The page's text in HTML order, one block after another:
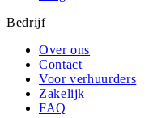
Bedrijf
Over ons
Contact
Voor verhuurders
Zakelijk
FAQ